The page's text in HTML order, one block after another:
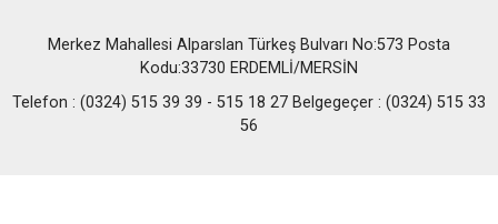
Merkez Mahallesi Alparslan Türkeş Bulvarı No:573 Posta
Kodu:33730 ERDEMLİ/MERSİN
Telefon : (0324) 515 39 39 - 515 18 27 Belgegeçer : (0324) 515 33
56